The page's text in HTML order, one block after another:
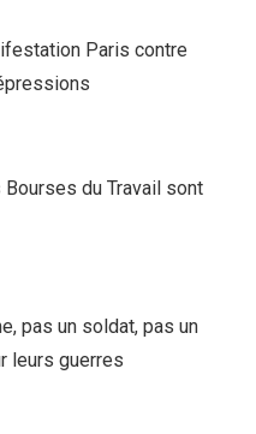
Paris contre
du Travail sont
pas un soldat, pas un
leurs guerres